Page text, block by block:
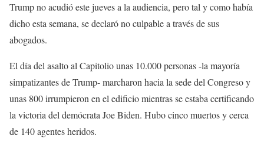
Trump no acudió este jueves a la audiencia, pero tal y como había
dicho esta semana, se declaró no culpable a través de sus
abogados.
El día del asalto al Capitolio unas 10.000 personas -la mayoría
simpatizantes de Trump- marcharon hacia la sede del Congreso y
unas 800 irrumpieron en el edificio mientras se estaba certificando
la victoria del demócrata Joe Biden. Hubo cinco muertos y cerca
de 140 agentes heridos.